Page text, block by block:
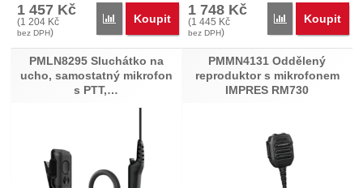
1 457 Kč
(1 204 Kč
bez DPH)
Porovnat
Koupit
1 748 Kč
(1 445 Kč
bez DPH)
Porovnat
Koupit
PMLN8295 Sluchátko na
ucho, samostatný mikrofon
s PTT,…
PMMN4131 Oddělený
reproduktor s mikrofonem
IMPRES RM730